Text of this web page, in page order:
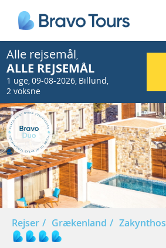
Alle rejsemål,
ALLE REJSEMÅL
1 uge,09-08-2026, Billund,
2 voksne
Prev
Rejser Grækenland Zakynthos